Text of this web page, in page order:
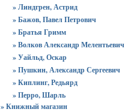
» Линдгрен, Астрид
» Бажов, Павел Петрович
» Братья Гримм
» Волков Александр Мелентьевич
» Уайльд, Оскар
» Пушкин, Александр Сергеевич
» Киплинг, Редьярд
» Перро, Шарль
» Книжный магазин